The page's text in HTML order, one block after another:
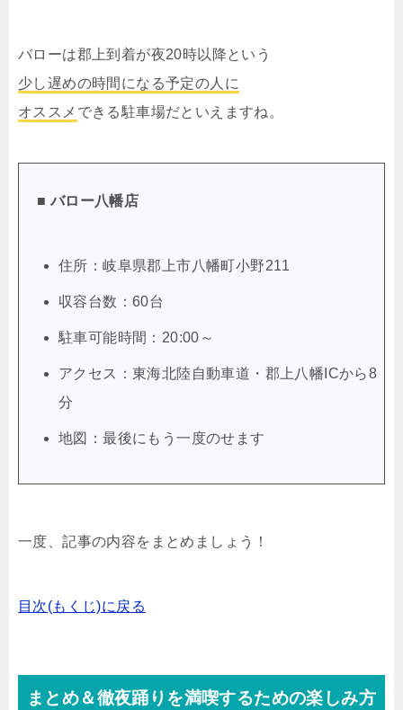
バローは郡上到着が夜20時以降という
少し遅めの時間になる予定の人に
オススメ できる駐車場だといえますね。
■ バロー八幡店
住所：岐阜県郡上市八幡町小野211
収容台数：60台
駐車可能時間：20:00～
アクセス：東海北陸自動車道・郡上八幡ICから8
分
地図：最後にもう一度のせます
一度、記事の内容をまとめましょう！
目次(もくじ)に戻る
まとめ＆徹夜踊りを満喫するための楽しみ方